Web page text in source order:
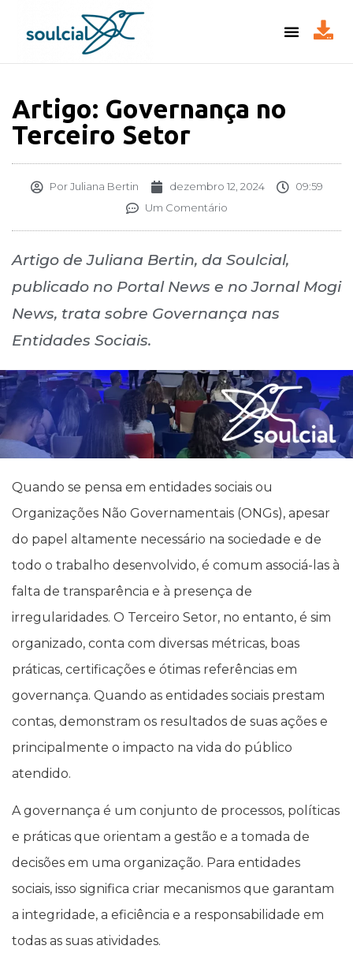
Artigo: Governança no
Terceiro Setor
PorJuliana Bertin dezembro 12, 2024
09:59
Um Comentário
Artigo de Juliana Bertin, da Soulcial,
publicado no Portal News e no Jornal Mogi
News, trata sobre Governança nas
Entidades Sociais.
Quando se pensa em entidades sociais ou
Organizações Não Governamentais (ONGs), apesar
do papel altamente necessário na sociedade e de
todo o trabalho desenvolvido, é comum associá-las à
falta de transparência e à presença de
irregularidades. O Terceiro Setor, no entanto, é sim
organizado, conta com diversas métricas, boas
práticas, certificações e ótimas referências em
governança. Quando as entidades sociais prestam
contas, demonstram os resultados de suas ações e
principalmente o impacto na vida do público
atendido.
A governança é um conjunto de processos, políticas
e práticas que orientam a gestão e a tomada de
decisões em uma organização. Para entidades
sociais, isso significa criar mecanismos que garantam
a integridade, a eficiência e a responsabilidade em
todas as suas atividades.